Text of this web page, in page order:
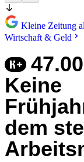
Kleine Zeitung
Wirtschaft & Geld
Keine
dem